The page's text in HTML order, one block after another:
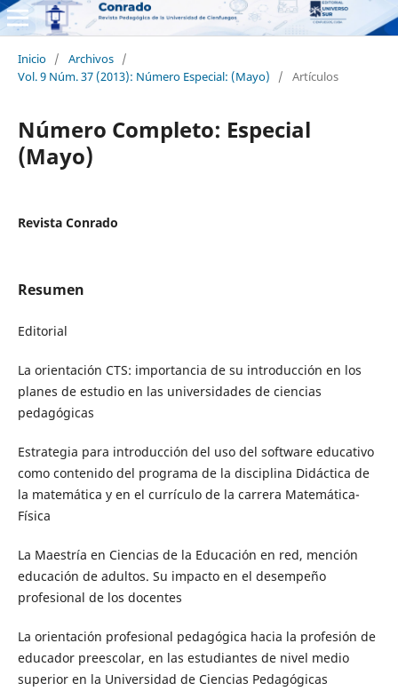
Inicio / Archivos /
Vol. 9 Núm. 37 (2013): Número Especial: (Mayo)
/ Artículos
Número Completo: Especial
(Mayo)
Revista Conrado
Resumen
Editorial
La orientación CTS: importancia de su introducción en los
planes de estudio en las universidades de ciencias
pedagógicas
Estrategia para introducción del uso del software educativo
como contenido del programa de la disciplina Didáctica de
la matemática y en el currículo de la carrera Matemática-
Física
La Maestría en Ciencias de la Educación en red, mención
educación de adultos. Su impacto en el desempeño
profesional de los docentes
La orientación profesional pedagógica hacia la profesión de
educador preescolar, en las estudiantes de nivel medio
superior en la Universidad de Ciencias Pedagógicas